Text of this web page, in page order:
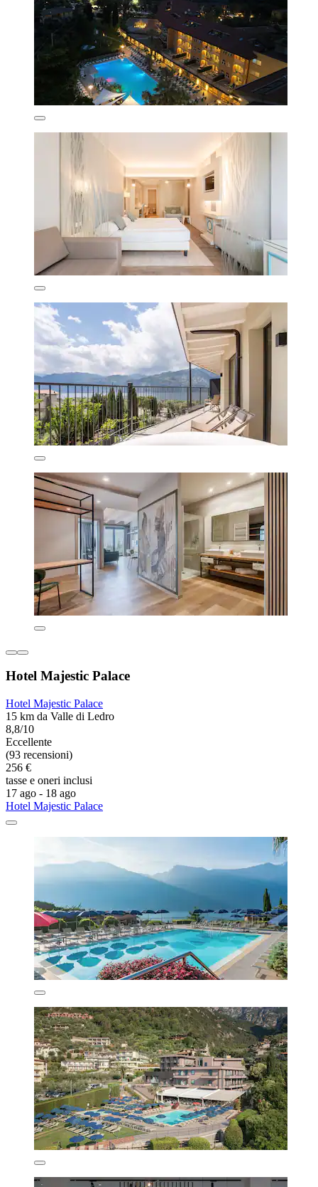
Hotel Majestic Palace
Hotel Majestic Palace
15 km da Valle di Ledro
8,8/10
Eccellente
(93 recensioni)
256 €
tasse e oneri inclusi
17 ago - 18 ago
Hotel Majestic Palace